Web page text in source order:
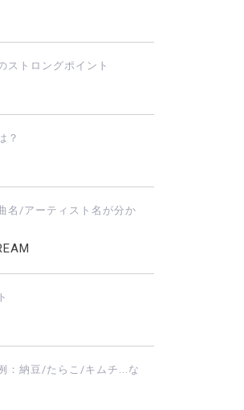
ストロングポイント
？
名/アーティスト名が分か
：納豆/たらこ/キムチ...な